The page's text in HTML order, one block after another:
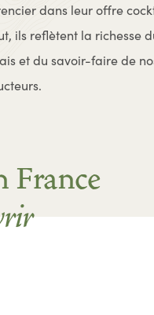
dans leur offre
ils reflètent la richesse
et du savoir-faire de
France